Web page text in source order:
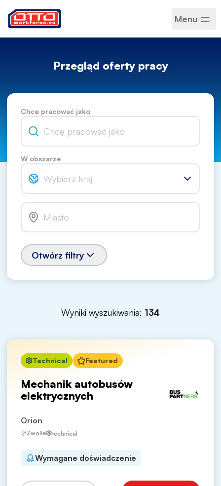
Menu
Przegląd oferty pracy
Chcę pracować jako
W obszarze
Wybierz kraj
Otwórz filtry
Wyniki wyszukiwania: 134
Technical Featured
Mechanik autobusów
elektrycznych
Orion
Zwolle technical
Wymagane doświadczenie